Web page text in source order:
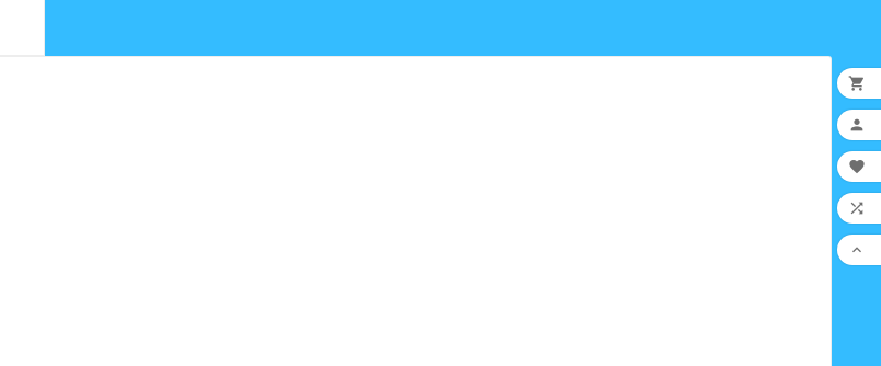




